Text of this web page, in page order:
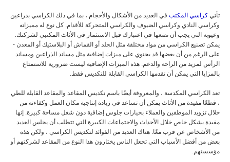
تأتي كراسي المكتب في العديد من الأشكال والأحجام ، بما في ذلك الكراسي بذراعين
وكراسي النادي وكراسي الضيوف والكراسي المتحركة للأقدام. كل نوع له مميزاته
وعيوبه التي يجب أن تضعها في اعتبارك قبل الاستثمار في الأثاث المكتبي لشركتك.
يمكن تصنيع الكراسي من مواد مختلفة مثل الجلد أو القماش أو البلاستيك أو المعدن -
على الرغم من أن بعضها قد يحتوي على ميزات إضافية مثل مساند الذراعين ومساند
الرأس لمزيد من الراحة والدعم. هذه الميزات الإضافية ليست ضرورية للاستمتاع
بالمزايا التي يمكن أن تقدمها الكراسي القابلة للتكديس فقط.
تعد الكراسي المكدسة ، والمعروفة أيضًا باسم تكديس المقاعد والمقاعد القابلة للطي
، قطعًا مفيدة من الأثاث يمكن أن تساعد في زيادة إنتاجية مكان العمل وكفاءته من
خلال تزويد الموظفين والعملاء بخيارات جلوس إضافية دون شغل مساحة كبيرة. إنها
مفيدة بشكل خاص خلال الأحداث والاجتماعات الكبيرة التي تتطلب أن يجلس العديد
من الأشخاص عن قرب معًا. هناك العديد من الفوائد لتكديس الكراسي ، ولكن هذه
بعض من أفضل الأسباب التي تجعل الناس يختارون هذا النوع من المقاعد لشركتهم أو
مؤسستهم.